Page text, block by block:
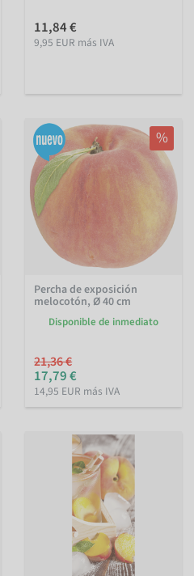
11,84 €
9,95 EUR más IVA
%
Percha de exposición
melocotón, Ø 40 cm
Disponible de inmediato
21,36 €
17,79 €
14,95 EUR más IVA